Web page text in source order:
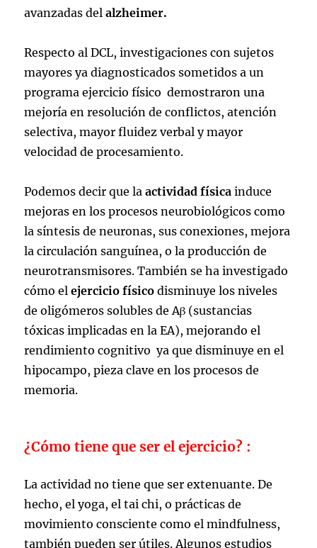
avanzadas delalzheimer.
Respecto al DCL, investigaciones con sujetos
mayores ya diagnosticados sometidos a un
programa ejercicio físico demostraron una
mejoría en resolución de conflictos, atención
selectiva, mayor fluidez verbal y mayor
velocidad de procesamiento.
Podemos decir que laactividad físicainduce
mejoras en los procesos neurobiológicos como
la síntesis de neuronas, sus conexiones, mejora
la circulación sanguínea, o la producción de
neurotransmisores. También se ha investigado
cómo elejercicio físico disminuye los niveles
de oligómeros solubles de Aβ (sustancias
tóxicas implicadas en la EA), mejorando el
rendimiento cognitivo ya que disminuye en el
hipocampo, pieza clave en los procesos de
memoria.
¿Cómo tiene que ser el ejercicio? :
La actividad no tiene que ser extenuante. De
hecho, el yoga, el tai chi, o prácticas de
movimiento consciente como el mindfulness,
también pueden ser útiles. Algunos estudios